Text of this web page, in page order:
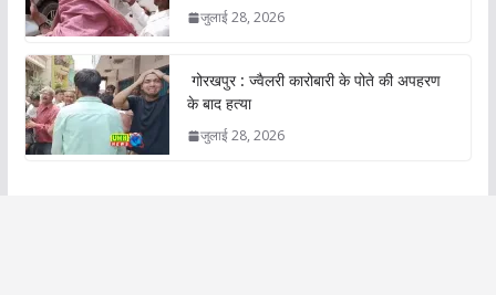
जुलाई 28, 2026
गोरखपुर : ज्वैलरी कारोबारी के पोते की अपहरण
के बाद हत्या
जुलाई 28, 2026